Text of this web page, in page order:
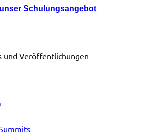
Schulungsangebot
und Veröffentlichungen